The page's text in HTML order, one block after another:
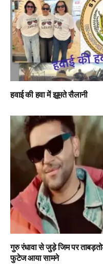
हवाई की हवा में झूमते सैलानी
गुरु रंधावा से जुड़े जिम पर
फुटेज आया सामने